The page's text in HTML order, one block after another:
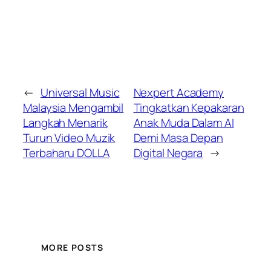
← Universal Music
Malaysia Mengambil
Langkah Menarik
Turun Video Muzik
Terbaharu DOLLA
Nexpert Academy
Tingkatkan Kepakaran
Anak Muda Dalam AI
Demi Masa Depan
Digital Negara →
MORE POSTS